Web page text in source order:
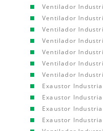
Ventilador
Ventilador
Ventilador
Ventilador
Ventilador
Ventilador
Ventilador
Exaustor
Exaustor
Exaustor
Exaustor